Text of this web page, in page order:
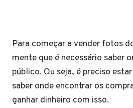
Para começar a vender fotos
mente que é necessário saber
público. Ou seja, é preciso
saber onde encontrar os
ganhar dinheiro com isso.